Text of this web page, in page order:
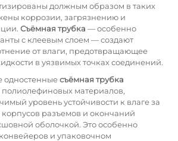
должным образом в таких
коррозии, загрязнению и
Съёмная трубка — особенно
с клеевым слоем — создают
от влаги, предотвращающее
в уязвимых точках соединений.
одностенныесъёмная трубка
полиолефиновых материалов,
уровень устойчивости к влаге за
разъемов и окончаний
оболочкой. Это особенно
и упаковочном